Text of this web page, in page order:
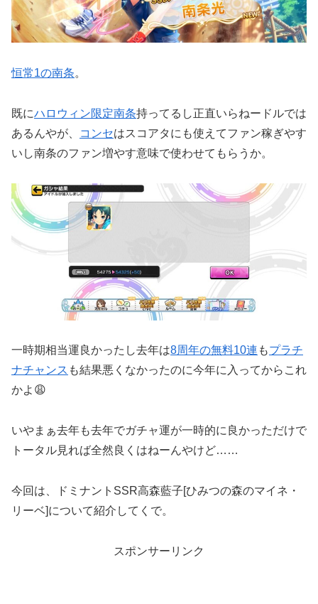
恒常1の南条。
既にハロウィン限定南条持ってるし正直いらねードルでは
あるんやが、
コンセはスコアタにも使えてファン稼ぎやす
いし南条のファン増やす意味で使わせてもらうか。
一時期相当運良かったし去年は8周年の無料10連 もプラチ
ナチャンス も結果悪くなかったのに今年に入ってからこれ
かよ😩
いやまぁ去年も去年でガチャ運が一時的に良かっただけで
トータル見れば全然良くはねーんやけど……
今回は、ドミナントSSR高森藍子[ひみつの森のマイネ・
リーベ]について紹介してくで。
スポンサーリンク